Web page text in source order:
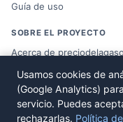
Guía de uso
SOBRE EL PROYECTO
Acerca de
Datos del Ministerio
Desarrollado porVíctor
Usamos cookies de
(Google Analytics)
servicio. Puedes
rechazarlas. Política de